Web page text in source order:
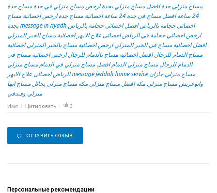
مساج منزلي جدةافضل مساج منزلي بجدةارخص مساج منزلي في جدة مساج جدة
24 ساعة
افضل مساج في جدة 24 ساعة اخصائية مساج جدة ارخص اخصائية مساج
بجدة message in riyadh اخصائي حجامة بالرياضافضل اخصائي حجامة بالرياض
ارخص اخصائي حجامة في الرياضاخصائى علاج الابهر اخصائية مساج الخبر المنزلي
افضل اخصائية مساج في الخبر المنزلي ارخص اخصائية مساج بالخبر المنزلي اخصائية
مساج الدمام للرجال افضل اخصائية مساج بالدمام للرجال ارخص اخصائية مساج في
الدمام للرجال مساج منزلي الدمام افضل مساج منزلي في الدمام مساج منزلي
الرياض اخصائى علاج الابهر message jeddah home service مساج منزلي جازان
وابوعريش مساج منزلي مكة افضل مساج منزلي مكة مساج منزلي بحائل مساج ابها
منزلي وفندقي
Имя Цитировать 0
ОСТАВИТЬ ОТЗЫВ
Персональные рекомендации